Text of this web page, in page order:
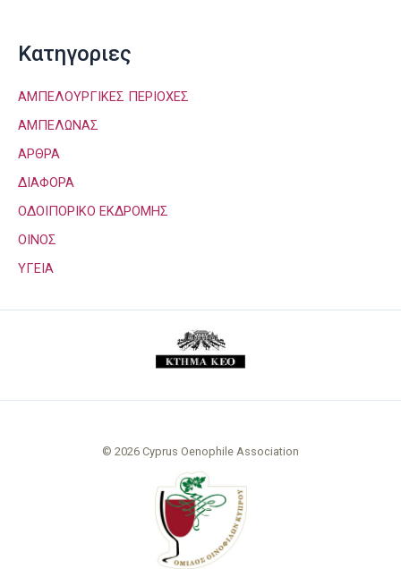
Kατηγοριες
ΑΜΠΕΛΟΥΡΓΙΚΕΣ ΠΕΡΙΟΧΕΣ
ΑΜΠΕΛΩΝΑΣ
ΑΡΘΡΑ
ΔΙΑΦΟΡΑ
ΟΔΟΙΠΟΡΙΚΟ ΕΚΔΡΟΜΗΣ
ΟΙΝΟΣ
ΥΓΕΙΑ
© 2026 Cyprus Oenophile Association